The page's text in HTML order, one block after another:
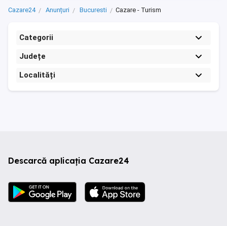
Cazare24 Anunțuri Bucuresti Cazare - Turism
Categorii
Județe
Localități
Descarcă aplicația Cazare24